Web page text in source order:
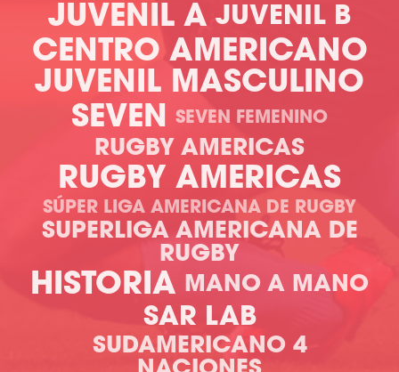
JUVENIL A JUVENIL B
CENTRO AMERICANO
JUVENIL MASCULINO
SEVEN SEVEN FEMENINO
RUGBY AMERICAS
RUGBY AMERICAS
SÚPER LIGA AMERICANA DE RUGBY
SUPERLIGA AMERICANA DE
RUGBY
HISTORIA MANO A MANO
SAR LAB
SUDAMERICANO 4